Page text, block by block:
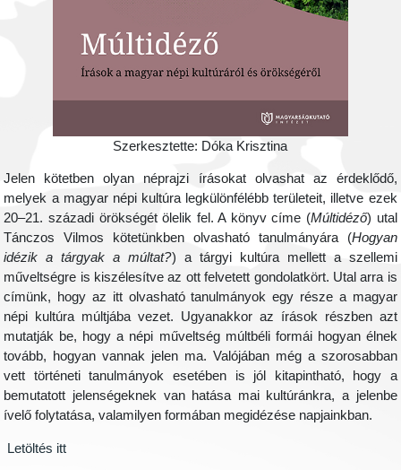
Szerkesztette: Dóka Krisztina
Jelen kötetben olyan néprajzi írásokat olvashat az érdeklődő,
melyek a magyar népi kultúra legkülönfélébb területeit, illetve ezek
20–21. századi örökségét ölelik fel. A könyv címe (Múltidéző) utal
Tánczos Vilmos kötetünkben olvasható tanulmányára (Hogyan
idézik a tárgyak a múltat?) a tárgyi kultúra mellett a szellemi
műveltségre is kiszélesítve az ott felvetett gondolatkört. Utal arra is
címünk, hogy az itt olvasható tanulmányok egy része a magyar
népi kultúra múltjába vezet. Ugyanakkor az írások részben azt
mutatják be, hogy a népi műveltség múltbéli formái hogyan élnek
tovább, hogyan vannak jelen ma. Valójában még a szorosabban
vett történeti tanulmányok esetében is jól kitapintható, hogy a
bemutatott jelenségeknek van hatása mai kultúránkra, a jelenbe
ívelő folytatása, valamilyen formában megidézése napjainkban.
Letöltés itt